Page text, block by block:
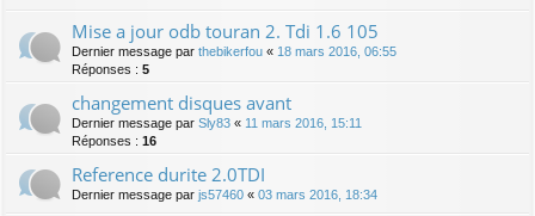
Mise a jour odb touran 2. Tdi 1.6 105
Dernier message par thebikerfou « 18 mars 2016, 06:55
Réponses : 5
changement disques avant
Dernier message par Sly83 « 11 mars 2016, 15:11
Réponses : 16
Reference durite 2.0TDI
Dernier message par js57460 « 03 mars 2016, 18:34